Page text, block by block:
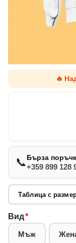
🔥
📞Бърза
+359 899 128
Таблица с
Вид*
Мъж